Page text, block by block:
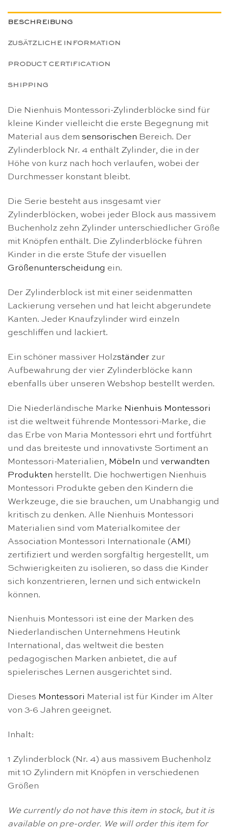
BESCHREIBUNG
ZUSÄTZLICHE INFORMATION
PRODUCT CERTIFICATION
SHIPPING
Die Nienhuis Montessori-Zylinderblöcke sind für
kleine Kinder vielleicht die erste Begegnung mit
Material aus dem sensorischen Bereich. Der
Zylinderblock Nr. 4 enthält Zylinder, die in der
Höhe von kurz nach hoch verlaufen, wobei der
Durchmesser konstant bleibt.
Die Serie besteht aus insgesamt vier
Zylinderblöcken, wobei jeder Block aus massivem
Buchenholz zehn Zylinder unterschiedlicher Größe
mit Knöpfen enthält. Die Zylinderblöcke führen
Kinder in die erste Stufe der visuellen
Größenunterscheidung ein.
Der Zylinderblock ist mit einer seidenmatten
Lackierung versehen und hat leicht abgerundete
Kanten. Jeder Knaufzylinder wird einzeln
geschliffen und lackiert.
Ein schöner massiver Holzständer zur
Aufbewahrung der vier Zylinderblöcke kann
ebenfalls über unseren Webshop bestellt werden.
Die Niederländische Marke Nienhuis Montessori
ist die weltweit führende Montessori-Marke, die
das Erbe von Maria Montessori ehrt und fortführt
und das breiteste und innovativste Sortiment an
Montessori-Materialien, Möbeln und verwandten
Produkten herstellt. Die hochwertigen Nienhuis
Montessori Produkte geben den Kindern die
Werkzeuge, die sie brauchen, um Unabhangig und
kritisch zu denken. Alle Nienhuis Montessori
Materialien sind vom Materialkomitee der
Association Montessori Internationale (AMI )
zertifiziert und werden sorgfältig hergestellt, um
Schwierigkeiten zu isolieren, so dass die Kinder
sich konzentrieren, lernen und sich entwickeln
können.
Nienhuis Montessori ist eine der Marken des
Niederlandischen Unternehmens Heutink
International, das weltweit die besten
pedagogischen Marken anbietet, die auf
spielerisches Lernen ausgerichtet sind.
Dieses Montessori Material ist für Kinder im Alter
von 3-6 Jahren geeignet.
Inhalt:
1 Zylinderblock (Nr. 4) aus massivem Buchenholz
mit 10 Zylindern mit Knöpfen in verschiedenen
Größen
We currently do not have this item in stock, but it is
available on pre-order. We will order this item for